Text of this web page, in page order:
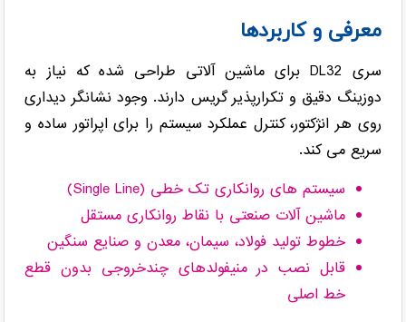
معرفی و کاربردها
سری DL32 برای ماشین آلاتی طراحی شده که نیاز به
دوزینگ دقیق و تکرارپذیر گریس دارند. وجود نشانگر دیداری
روی هر انژکتور، کنترل عملکرد سیستم را برای اپراتور ساده و
سریع می کند.
سیستم های روانکاری تک خطی (Single Line)
ماشین آلات صنعتی با نقاط روانکاری مستقل
خطوط تولید فولاد، سیمان، معدن و صنایع سنگین
قابل نصب در منیفولدهای چندخروجی بدون قطع
خط اصلی